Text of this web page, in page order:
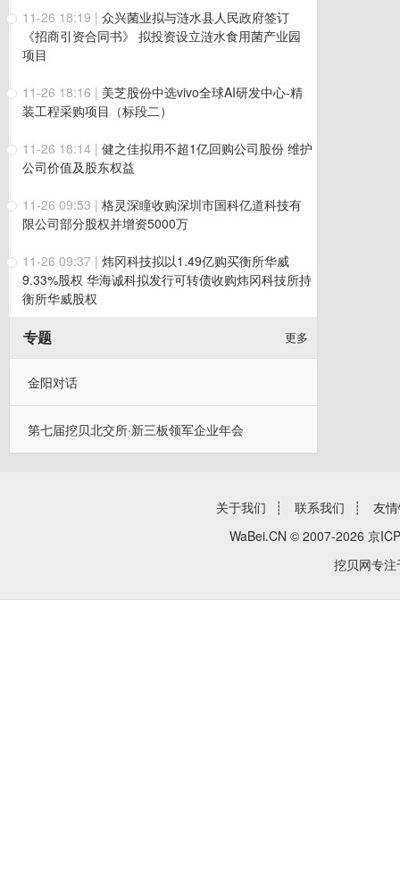
11-26 18:19 | 众兴菌业拟与涟水县人民政府签订
《招商引资合同书》 拟投资设立涟水食用菌产业园
项目
11-26 18:16 | 美芝股份中选vivo全球AI研发中心-精
装工程采购项目（标段二）
11-26 18:14 | 健之佳拟用不超1亿回购公司股份 维护
公司价值及股东权益
11-26 09:53 | 格灵深瞳收购深圳市国科亿道科技有
限公司部分股权并增资5000万
11-26 09:37 | 炜冈科技拟以1.49亿购买衡所华威
9.33%股权 华海诚科拟发行可转债收购炜冈科技所持
衡所华威股权
专题 更多
金阳对话
第七届挖贝北交所·新三板领军企业年会
关于我们 ┊ 联系我们 ┊
友
WaBei.CN © 2007-2026 京
挖贝网专